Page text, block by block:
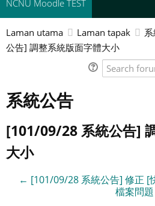
NCNU Moodle TEST
常用連結
Bahasa Melayu ‎(ms)‎
Laman utama Laman tapak
公告] 調整系統版面字體大小
Search
系統公告
[101/09/28 系統公告]
大小
← [101/09/28 系統公告] 修正 [
檔案問題